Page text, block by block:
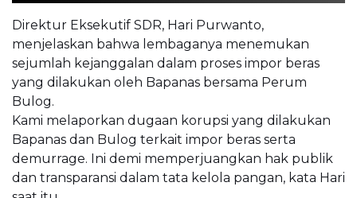
Direktur Eksekutif SDR, Hari Purwanto,
menjelaskan bahwa lembaganya menemukan
sejumlah kejanggalan dalam proses impor beras
yang dilakukan oleh Bapanas bersama Perum
Bulog.
Kami melaporkan dugaan korupsi yang dilakukan
Bapanas dan Bulog terkait impor beras serta
demurrage. Ini demi memperjuangkan hak publik
dan transparansi dalam tata kelola pangan, kata Hari